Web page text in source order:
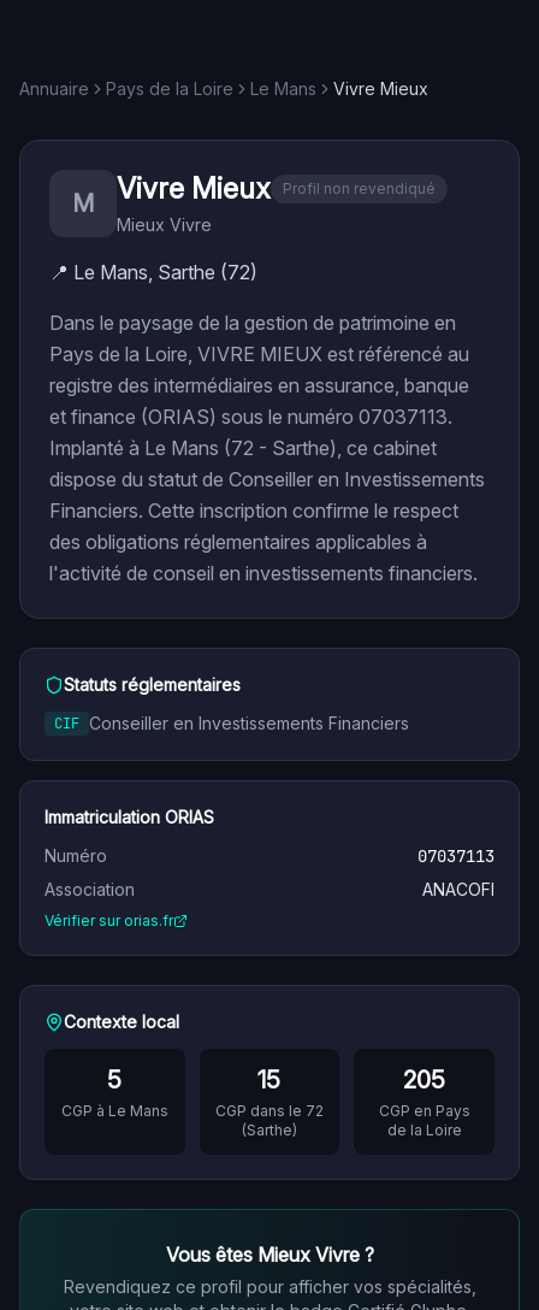
Annuaire Pays de la Loire Le Mans Vivre Mieux
M Vivre Mieux Profil non revendiqué
Mieux Vivre
📍 Le Mans, Sarthe (72)
Dans le paysage de la gestion de patrimoine en
Pays de la Loire, VIVRE MIEUX est référencé au
registre des intermédiaires en assurance, banque
et finance (ORIAS) sous le numéro 07037113.
Implanté à Le Mans (72 - Sarthe), ce cabinet
dispose du statut de Conseiller en Investissements
Financiers. Cette inscription confirme le respect
des obligations réglementaires applicables à
l'activité de conseil en investissements financiers.
Statuts réglementaires
CIF Conseiller en Investissements Financiers
Immatriculation ORIAS
Numéro
07037113
Association ANACOFI
Vérifier sur orias.fr
Contexte local
5
CGP à Le Mans
15
CGP dans le 72
(Sarthe)
205
CGP en Pays
de la Loire
Vous êtes Mieux Vivre?
Revendiquez ce profil pour afficher vos spécialités,